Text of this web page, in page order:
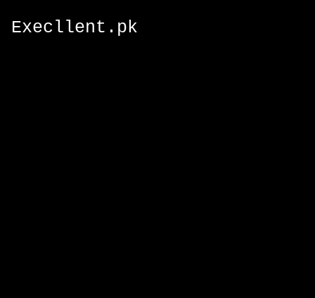
Execllent.pk